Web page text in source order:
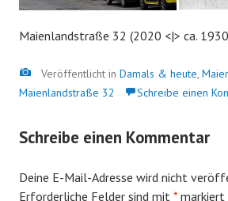
Maienlandstraße 32 (2020 <|> ca.
Bild
Veröffentlicht in Damals & heute,
Maienlandstraße 32
Schreibe einen
Schreibe einen Kommentar
Deine E-Mail-Adresse wird nicht
Erforderliche Felder sind mit * markiert